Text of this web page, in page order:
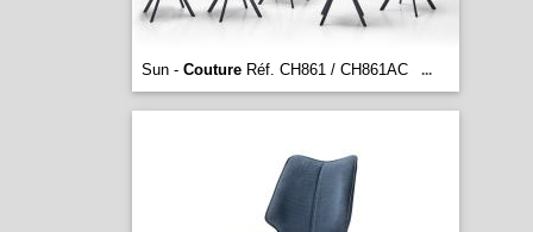
Sun - CoutureRéf. CH861 / CH861AC ...